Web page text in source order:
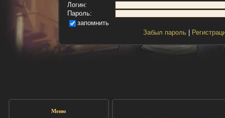
Логин:
Пароль:
запомнить
Забыл пароль|
Меню